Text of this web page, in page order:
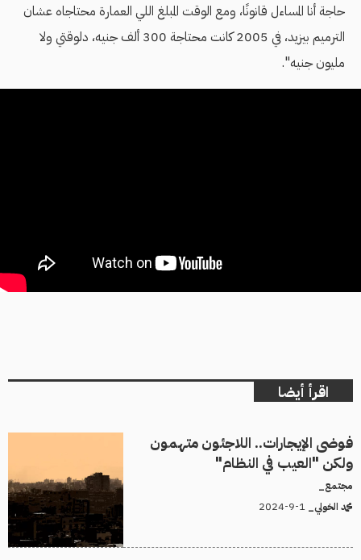
حاجة أنا المساءل قانونًا، ومع الوقت المبلغ اللي العمارة محتاجاه عشان
الترميم بيزيد، في 2005 كانت محتاجة 300 ألف جنيه، دلوقتي ولا
مليون جنيه".
اقرأ أيضا
فوضى الإيجارات.. اللاجئون متهمون
ولكن "العيب في النظام"
مجتمع_
محمد الخولي_